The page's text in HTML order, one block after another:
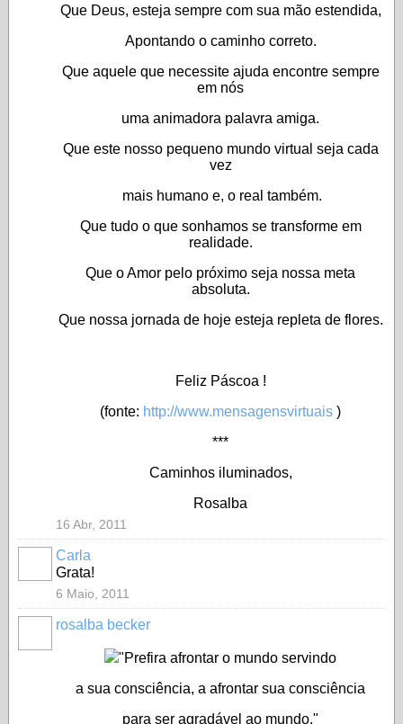
Que Deus, esteja sempre com sua mão estendida,
Apontando o caminho correto.
Que aquele que necessite ajuda encontre sempre
em nós
uma animadora palavra amiga.
Que este nosso pequeno mundo virtual seja cada
vez
mais humano e, o real também.
Que tudo o que sonhamos se transforme em
realidade.
Que o Amor pelo próximo seja nossa meta
absoluta.
Que nossa jornada de hoje esteja repleta de flores.
Feliz Páscoa !
(fonte: http://www.mensagensvirtuais )
***
Caminhos iluminados,
Rosalba
16 Abr, 2011
Carla
Grata!
6 Maio, 2011
rosalba becker
"Prefira afrontar o mundo servindo
a sua consciência, a afrontar sua consciência
para ser agradável ao mundo."